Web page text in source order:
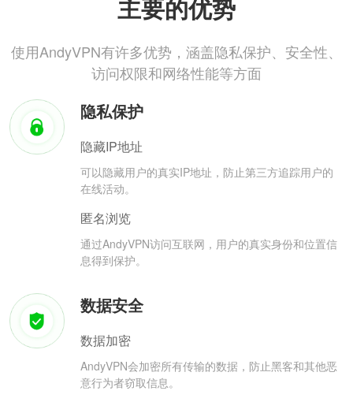
主要的优势
使用AndyVPN有许多优势，涵盖隐私保护、安全性、
访问权限和网络性能等方面
隐私保护
隐藏IP地址
可以隐藏用户的真实IP地址，防止第三方追踪用户的
在线活动。
匿名浏览
通过AndyVPN访问互联网，用户的真实身份和位置信
息得到保护。
数据安全
数据加密
AndyVPN会加密所有传输的数据，防止黑客和其他恶
意行为者窃取信息。